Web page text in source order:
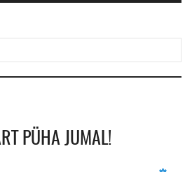
PÜHA JUMAL!